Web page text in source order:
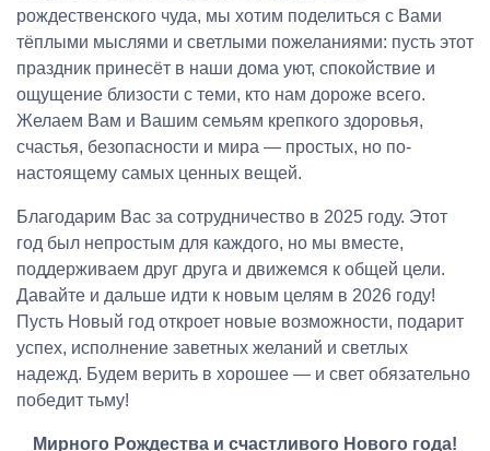
рождественского чуда, мы хотим поделиться с Вами
тёплыми мыслями и светлыми пожеланиями: пусть этот
праздник принесёт в наши дома уют, спокойствие и
ощущение близости с теми, кто нам дороже всего.
Желаем Вам и Вашим семьям крепкого здоровья,
счастья, безопасности и мира — простых, но по-
настоящему самых ценных вещей.
Благодарим Вас за сотрудничество в 2025 году. Этот
год был непростым для каждого, но мы вместе,
поддерживаем друг друга и движемся к общей цели.
Давайте и дальше идти к новым целям в 2026 году!
Пусть Новый год откроет новые возможности, подарит
успех, исполнение заветных желаний и светлых
надежд. Будем верить в хорошее — и свет обязательно
победит тьму!
Мирного Рождества и счастливого Нового года!